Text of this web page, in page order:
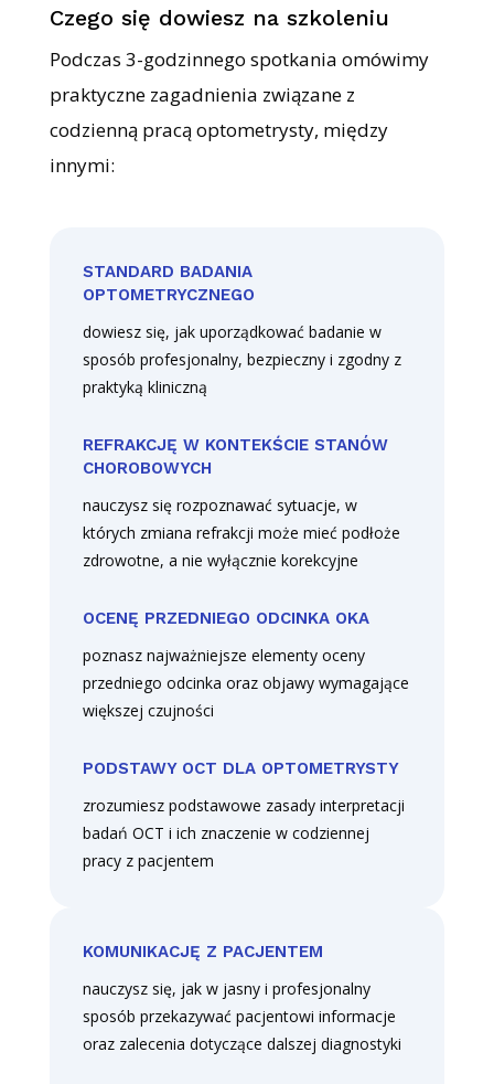
Czego się dowiesz na szkoleniu
Podczas 3-godzinnego spotkania omówimy
praktyczne zagadnienia związane z
codzienną pracą optometrysty, między
innymi:
STANDARD BADANIA
OPTOMETRYCZNEGO
dowiesz się, jak uporządkować badanie w
sposób profesjonalny, bezpieczny i zgodny z
praktyką kliniczną
REFRAKCJĘ W KONTEKŚCIE STANÓW
CHOROBOWYCH
nauczysz się rozpoznawać sytuacje, w
których zmiana refrakcji może mieć podłoże
zdrowotne, a nie wyłącznie korekcyjne
OCENĘ PRZEDNIEGO ODCINKA OKA
poznasz najważniejsze elementy oceny
przedniego odcinka oraz objawy wymagające
większej czujności
PODSTAWY OCT DLA OPTOMETRYSTY
zrozumiesz podstawowe zasady interpretacji
badań OCT i ich znaczenie w codziennej
pracy z pacjentem
KOMUNIKACJĘ Z PACJENTEM
nauczysz się, jak w jasny i profesjonalny
sposób przekazywać pacjentowi informacje
oraz zalecenia dotyczące dalszej diagnostyki